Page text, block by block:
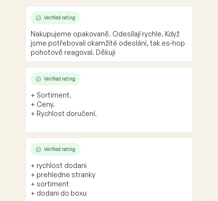
Verified rating
Nakupujeme opakovaně. Odesílají rychle. Když
jsme potřebovali okamžité odeslání, tak es-hop
pohotově reagoval. Děkuji
Verified rating
+ Sortiment.
+ Ceny.
+ Rychlost doručení.
Verified rating
+ rychlost dodani
+ prehledne stranky
+ sortiment
+ dodani do boxu